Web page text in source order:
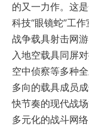
的又一力作。这
科技“眼镜蛇”工
战争载具射击网
入地空载具同屏
空中侦察等多种
多向的载具成员
快节奏的现代战
多元化的战斗网络